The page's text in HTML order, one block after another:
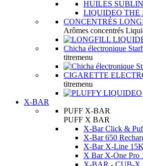
HUILES
LIQUIDEO THE
CONCENTRÉS
Arômes concentrés
Chicha électronique
titremenu
CIGARETTE
titremenu
X-BAR
PUFF X-BAR
PUFF X BAR
X-Bar Click &
X-Bar 650
X-Bar X-Line 15K
X Bar X-One Pro
X-BAR - CUB-X